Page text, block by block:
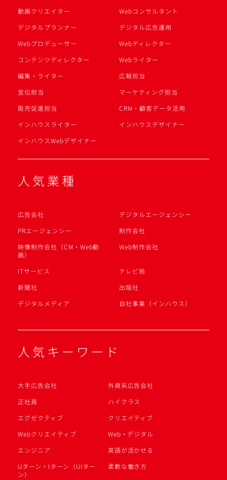
動画クリエイター
Webコンサルタント
デジタルプランナー
デジタル広告運用
Webプロデューサー
Webディレクター
コンテンツディレクター
Webライター
編集・ライター
広報担当
宣伝担当
マーケティング担当
販売促進担当
CRM・顧客データ活用
インハウスライター
インハウスデザイナー
インハウスWebデザイナー
人気業種
広告会社
デジタルエージェンシー
PRエージェンシー
制作会社
映像制作会社（CM・Web動
画）
Web制作会社
ITサービス
テレビ局
新聞社
出版社
デジタルメディア
自社事業（インハウス）
人気キーワード
大手広告会社
外資系広告会社
正社員
ハイクラス
エグゼクティブ
クリエイティブ
Webクリエイティブ
Web・デジタル
エンジニア
英語が活かせる
Uターン・Iターン（UIター
ン）
柔軟な働き方